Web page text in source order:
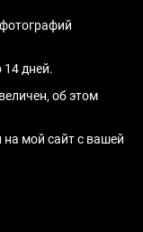
14 дней.
об этом
мой сайт с вашей